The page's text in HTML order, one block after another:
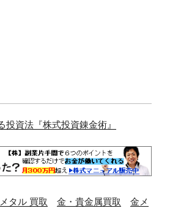
投資法『株式投資錬金術』
タル 買取 金・貴金属買取
金メ